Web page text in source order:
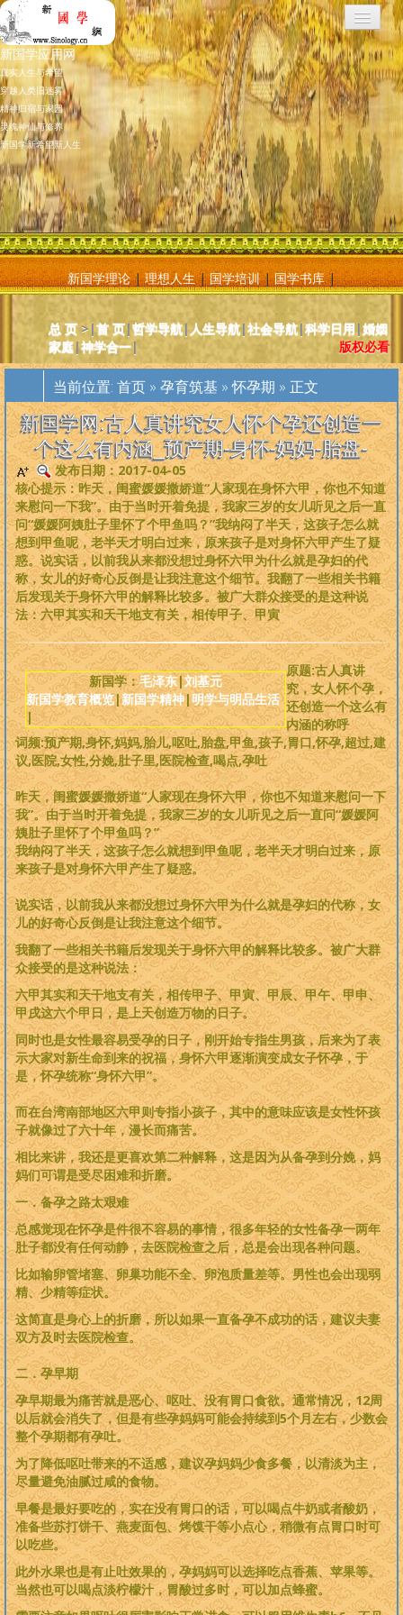
新国学应用网
真实人生与希望
穿越人类旧迷雾
精神归宿与家园
灵魂神仙与修养
新国学新希望新人生
新国学理论|理想人生|国学培训|国学书库|
新国学应用网是将新国学理论付诸应用的地方，新国学理论及其核心
基元学十分庞大复杂，特别是社会学部分和自然科学部分对于大多数
人而言因基础知识不够而难以理解。新国学应用网则将复杂的原理和
逻辑，简化为相对易懂和利于人们日常使用的内容方法。主要分为人
体人生、宗教、神灵、社会常识和科学常识。现在，新国学理论已经
是一个非常完备、深度范畴远超旧国学的系统性理论，来吧，每个人
都可以从中获益 。
版权必读
刘基元
新国学理论
婴童教育
人性教育
居住教育
健身医学
基元学网
总 页 >|首 页|哲学导航| 人生导航|社会导航|科学日用 |婚姻
家庭|神学合一| 版权必看
当前位置: 首页 » 孕育筑基 »怀孕期 » 正文
新国学网:古人真讲究女人怀个孕还创造一
个这么有内涵_预产期-身怀-妈妈-胎盘-
发布日期：2017-04-05
核心提示：昨天，闺蜜媛媛撒娇道“人家现在身怀六甲，你也不知道
来慰问一下我”。由于当时开着免提，我家三岁的女儿听见之后一直
问“媛媛阿姨肚子里怀了个甲鱼吗？”我纳闷了半天，这孩子怎么就
想到甲鱼呢，老半天才明白过来，原来孩子是对身怀六甲产生了疑
惑。说实话，以前我从来都没想过身怀六甲为什么就是孕妇的代
称，女儿的好奇心反倒是让我注意这个细节。我翻了一些相关书籍
后发现关于身怀六甲的解释比较多。被广大群众接受的是这种说
法：六甲其实和天干地支有关，相传甲子、甲寅
新国学：毛泽东|刘基元
新国学教育概览|新国学精神|明学与明品生活
|
原题:古人真讲
究，女人怀个孕，
还创造一个这么有
内涵的称呼
词频:预产期,身怀,妈妈,胎儿,呕吐,胎盘,甲鱼,孩子,胃口,怀孕,超过,建
议,医院,女性,分娩,肚子里,医院检查,喝点,孕吐
昨天，闺蜜媛媛撒娇道“人家现在身怀六甲，你也不知道来慰问一下
我”。由于当时开着免提，我家三岁的女儿听见之后一直问“媛媛阿
姨肚子里怀了个甲鱼吗？”
我纳闷了半天，这孩子怎么就想到甲鱼呢，老半天才明白过来，原
来孩子是对身怀六甲产生了疑惑。
说实话，以前我从来都没想过身怀六甲为什么就是孕妇的代称，女
儿的好奇心反倒是让我注意这个细节。
我翻了一些相关书籍后发现关于身怀六甲的解释比较多。被广大群
众接受的是这种说法：
六甲其实和天干地支有关，相传甲子、甲寅、甲辰、甲午、甲申、
甲戌这六个甲日，是上天创造万物的日子。
同时也是女性最容易受孕的日子，刚开始专指生男孩，后来为了表
示大家对新生命到来的祝福，身怀六甲逐渐演变成女子怀孕，于
是，怀孕统称“身怀六甲”。
而在台湾南部地区六甲则专指小孩子，其中的意味应该是女性怀孩
子就像过了六十年，漫长而痛苦。
相比来讲，我还是更喜欢第二种解释，这是因为从备孕到分娩，妈
妈们可谓是受尽困难和折磨。
一．备孕之路太艰难
总感觉现在怀孕是件很不容易的事情，很多年轻的女性备孕一两年
肚子都没有任何动静，去医院检查之后，总是会出现各种问题。
比如输卵管堵塞、卵巢功能不全、卵泡质量差等。男性也会出现弱
精、少精等症状。
这简直是身心上的折磨，所以如果一直备孕不成功的话，建议夫妻
双方及时去医院检查。
二．孕早期
孕早期最为痛苦就是恶心、呕吐、没有胃口食欲。通常情况，12周
以后就会消失了，但是有些孕妈妈可能会持续到5个月左右，少数会
整个孕期都有孕吐。
为了降低呕吐带来的不适感，建议孕妈妈少食多餐，以清淡为主，
尽量避免油腻过咸的食物。
早餐是最好要吃的，实在没有胃口的话，可以喝点牛奶或者酸奶，
准备些苏打饼干、燕麦面包、烤馍干等小点心，稍微有点胃口时可
以吃些。
此外水果也是有止吐效果的，孕妈妈可以选择吃点香蕉、苹果等。
当然也可以喝点淡柠檬汁，胃酸过多时，可以加点蜂蜜。